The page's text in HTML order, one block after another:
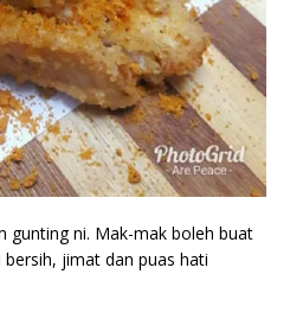
gunting ni. Mak-mak boleh buat
jimat dan puas hati